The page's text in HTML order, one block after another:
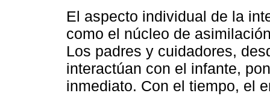
El aspecto individual de la
como el núcleo de
Los padres y cuidadores,
interactúan con el infante,
inmediato. Con el tiempo, el